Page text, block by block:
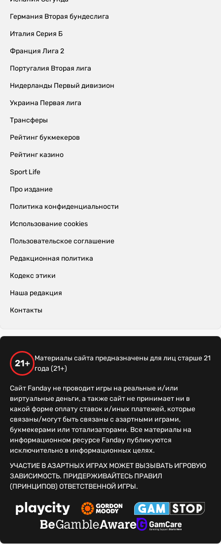
Германия Вторая бундеслига
Италия Серия Б
Франция Лига 2
Португалия Вторая лига
Нидерланды Первый дивизион
Украина Первая лига
Трансферы
Рейтинг букмекеров
Рейтинг казино
Sport Life
Про издание
Политика конфиденциальности
Использование cookies
Пользовательское соглашение
Редакционная политика
Кодекс этики
Наша редакция
Контакты
21+
Материалы сайта предназначены для лиц старше 21
года (21+)
Сайт Fanday не проводит игры на реальные и/или
виртуальные деньги, а также сайт не принимает ни в
какой форме оплату ставок и/иных платежей, которые
связаны/могут быть связаны с азартными играми,
букмекерами или тотализаторами. Все материалы на
информационном ресурсе Fanday публикуются
исключительно в информационных целях.
УЧАСТИЕ В АЗАРТНЫХ ИГРАХ МОЖЕТ ВЫЗЫВАТЬ ИГРОВУЮ
ЗАВИСИМОСТЬ. ПРИДЕРЖИВАЙТЕСЬ ПРАВИЛ
(ПРИНЦИПОВ) ОТВЕТСТВЕННОЙ ИГРЫ.